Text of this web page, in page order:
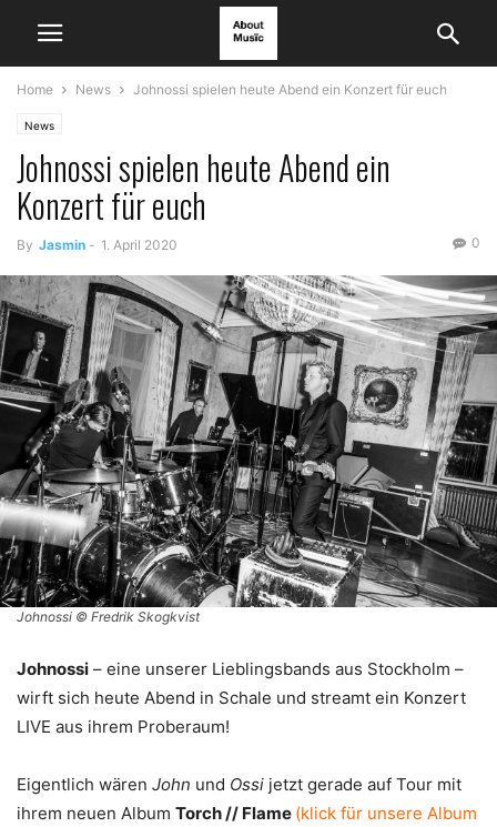
Home News Johnossi spielen heute Abend ein Konzert für euch
News
Johnossi spielen heute Abend ein
Konzert für euch
By Jasmin - 1. April 2020 0
Johnossi © Fredrik Skogkvist
Johnossi – eine unserer Lieblingsbands aus Stockholm –
wirft sich heute Abend in Schale und streamt ein Konzert
LIVE aus ihrem Proberaum!
Eigentlich wären John und Ossi jetzt gerade auf Tour mit
ihrem neuen Album Torch // Flame (klick für unsere Album